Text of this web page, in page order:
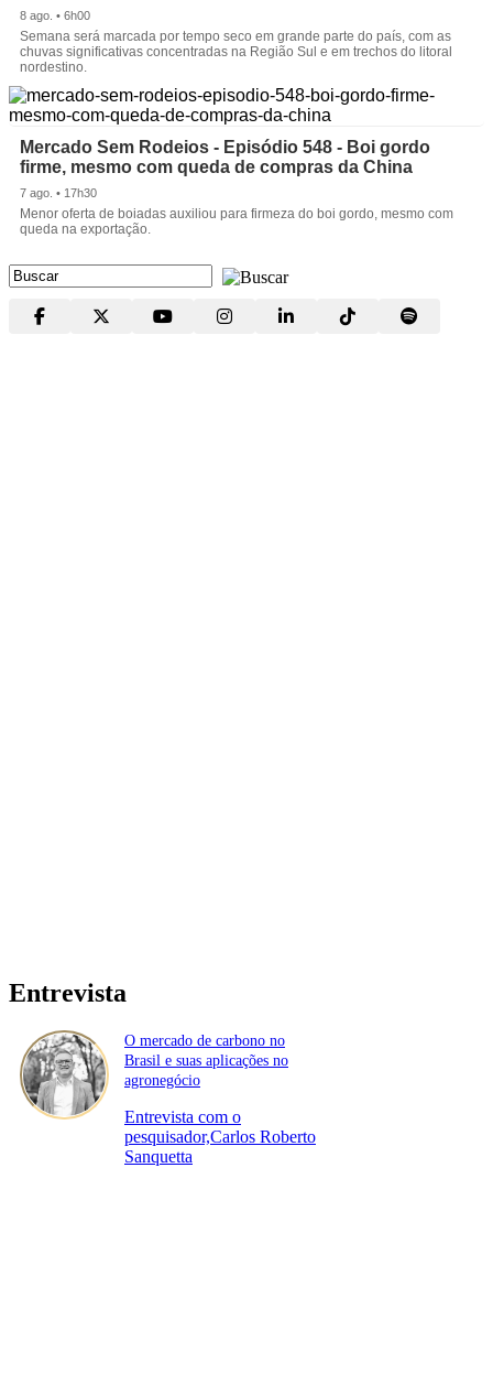
8 ago. • 6h00
Semana será marcada por tempo seco em grande parte do país, com as
chuvas significativas concentradas na Região Sul e em trechos do litoral
nordestino.
Mercado Sem Rodeios - Episódio 548 - Boi gordo
firme, mesmo com queda de compras da China
7 ago. • 17h30
Menor oferta de boiadas auxiliou para firmeza do boi gordo, mesmo com
queda na exportação.
Entrevista
O mercado de carbono no
Brasil e suas aplicações no
agronegócio
Entrevista com o
pesquisador,Carlos Roberto
Sanquetta